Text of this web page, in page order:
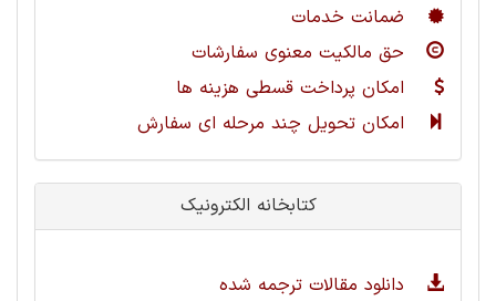
ضمانت خدمات
حق مالکیت معنوی سفارشات
امکان پرداخت قسطی هزینه ها
امکان تحویل چند مرحله ای سفارش
کتابخانه الکترونیک
دانلود مقالات ترجمه شده